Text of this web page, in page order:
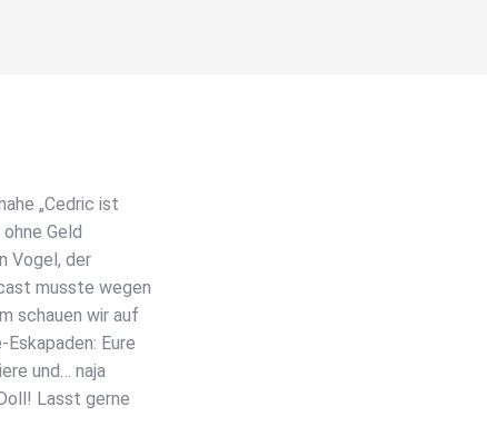
„Cedric ist
Geld
Vogel, der
musste wegen
schauen wir auf
Eure
und… naja
Lasst gerne